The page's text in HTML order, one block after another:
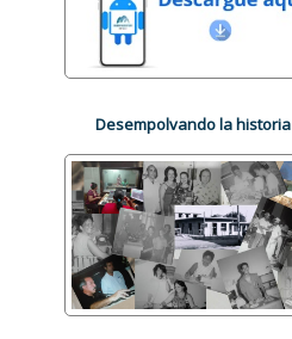
Desempolvando la historia